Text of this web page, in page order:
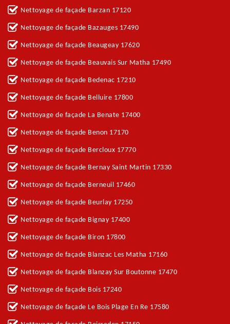
Nettoyage de façade Barzan 17120
Nettoyage de façade Bazauges 17490
Nettoyage de façade Beaugeay 17620
Nettoyage de façade Beauvais Sur Matha 17490
Nettoyage de façade Bedenac 17210
Nettoyage de façade Belluire 17800
Nettoyage de façade La Benate 17400
Nettoyage de façade Benon 17170
Nettoyage de façade Bercloux 17770
Nettoyage de façade Bernay Saint Martin 17330
Nettoyage de façade Berneuil 17460
Nettoyage de façade Beurlay 17250
Nettoyage de façade Bignay 17400
Nettoyage de façade Biron 17800
Nettoyage de façade Blanzac Les Matha 17160
Nettoyage de façade Blanzay Sur Boutonne 17470
Nettoyage de façade Bois 17240
Nettoyage de façade Le Bois Plage En Re 17580